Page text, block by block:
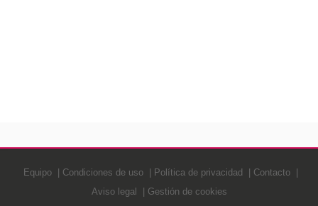
Equipo Condiciones de uso Política de privacidad
Contacto
Aviso legal
Gestión de cookies